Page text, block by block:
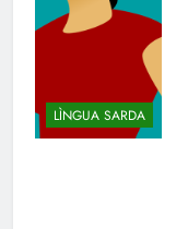
LÌNGUA SARDA